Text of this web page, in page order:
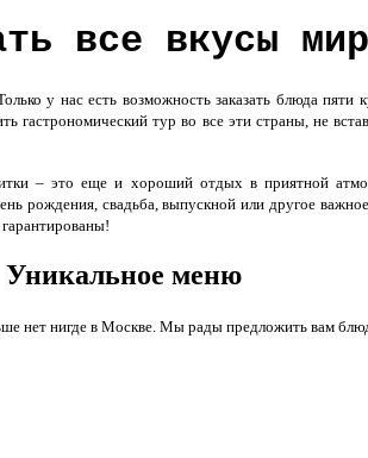
все вкусы
у нас есть возможность заказать блюда пяти
тур во все эти страны, не
– это еще и хороший отдых в приятной
рождения, свадьба, выпускной или другое
Уникальное меню
нет нигде в Москве. Мы рады предложить вам